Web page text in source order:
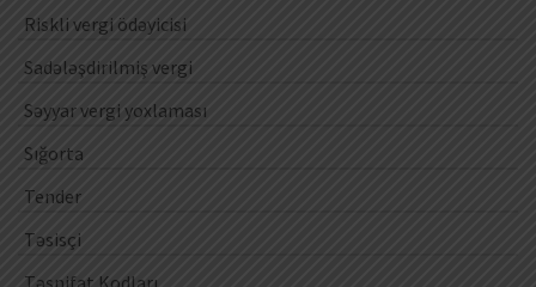
Riskli vergi ödəyicisi
Sadələşdirilmiş vergi
Səyyar vergi yoxlaması
Sığorta
Tender
Təsisçi